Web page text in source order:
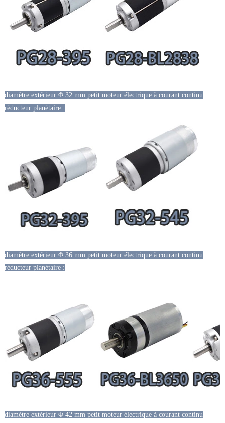
diamètre extérieur Φ 32 mm petit moteur électrique à courant continu
réducteur planétaire :
diamètre extérieur Φ 36 mm petit moteur électrique à courant continu
réducteur planétaire :
diamètre extérieur Φ 42 mm petit moteur électrique à courant continu